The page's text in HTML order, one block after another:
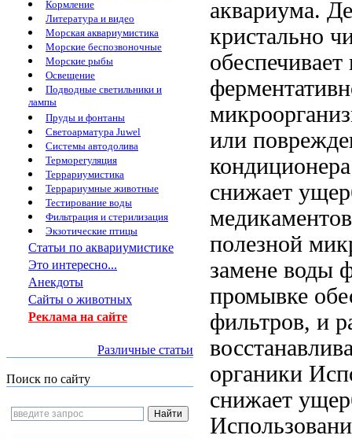
Кормление
Литература и видео
Морская аквариумистика
Морские беспозвоночные
Морские рыбы
Освещение
Подводные светильники и
лампы
Пруды и фонтаны
Светоарматура Juwel
Системы автодолива
Терморегуляция
Террариумистика
Террариумные животные
Тестирование воды
Фильтрация и стерилизация
Экзотические птицы
Статьи по аквариумистике
Это интересно...
Анекдоты
Сайты о животных
Реклама на сайте
Различные статьи
Поиск по сайту
аквариума.
кристально
обеспечивает
или
снижает
медикаментов
полезной
замене воды
промывке
фильтров, и
органики
снижает